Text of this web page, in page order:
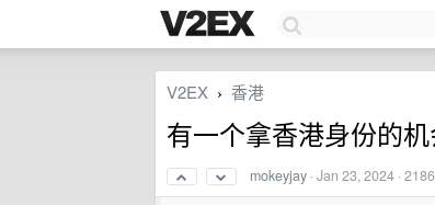
V2EX › 香港
有一个拿香港身份的
mokeyjay ·Jan 23, 2024 ·